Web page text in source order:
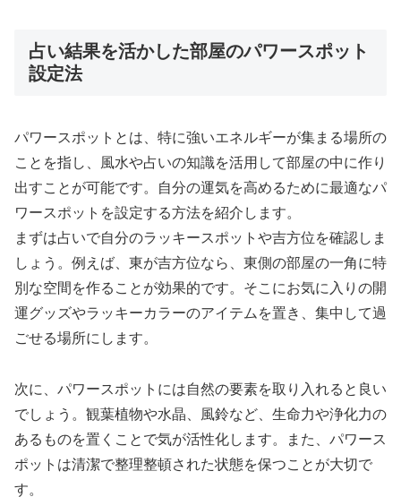
占い結果を活かした部屋のパワースポット
設定法
パワースポットとは、特に強いエネルギーが集まる場所の
ことを指し、風水や占いの知識を活用して部屋の中に作り
出すことが可能です。自分の運気を高めるために最適なパ
ワースポットを設定する方法を紹介します。
まずは占いで自分のラッキースポットや吉方位を確認しま
しょう。例えば、東が吉方位なら、東側の部屋の一角に特
別な空間を作ることが効果的です。そこにお気に入りの開
運グッズやラッキーカラーのアイテムを置き、集中して過
ごせる場所にします。
次に、パワースポットには自然の要素を取り入れると良い
でしょう。観葉植物や水晶、風鈴など、生命力や浄化力の
あるものを置くことで気が活性化します。また、パワース
ポットは清潔で整理整頓された状態を保つことが大切で
す。